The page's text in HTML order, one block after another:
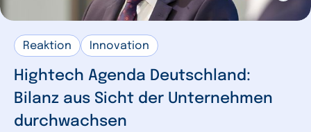
Reaktion Innovation
Hightech Agenda Deutschland:
Bilanz aus Sicht der Unternehmen
durchwachsen